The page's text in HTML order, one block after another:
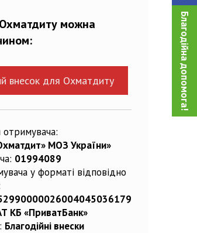
Благодійна допомога!
можна
внесок для Охматдиту
МОЗ України»
01994089
у форматі відповідно
КБ «ПриватБанк»
Благодійні внески